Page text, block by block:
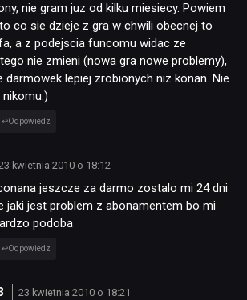
nie gram juz od kilku miesiecy. Powiem
co sie dzieje z gra w chwili obecnej to
a z podejscia funcomu widac ze
nie zmieni (nowa gra nowe problemy),
darmowek lepiej zrobionych niz konan. Nie
Odpowiedz
kwietnia 2010 o 18:12
jeszcze za darmo zostalo mi 24 dni
jaki jest problem z abonamentem bo mi
podoba
Odpowiedz
23 kwietnia 2010 o 18:21